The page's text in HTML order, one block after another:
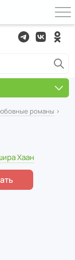
романы ›
Хаан